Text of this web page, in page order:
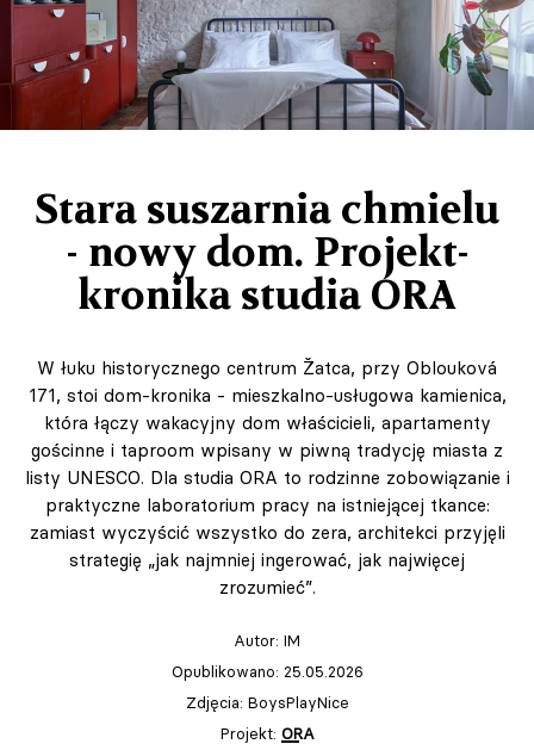
Stara suszarnia chmielu
- nowy dom. Projekt-
kronika studia ORA
W łuku historycznego centrum Žatca, przy Oblouková
171, stoi dom‑kronika - mieszkalno‑usługowa kamienica,
która łączy wakacyjny dom właścicieli, apartamenty
gościnne i taproom wpisany w piwną tradycję miasta z
listy UNESCO. Dla studia ORA to rodzinne zobowiązanie i
praktyczne laboratorium pracy na istniejącej tkance:
zamiast wyczyścić wszystko do zera, architekci przyjęli
strategię „jak najmniej ingerować, jak najwięcej
zrozumieć”.
Autor: IM
Opublikowano: 25.05.2026
Zdjęcia: BoysPlayNice
Projekt: ORA